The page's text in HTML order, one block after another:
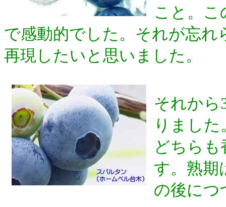
こと。こ
で感動的でした。それが忘
再現したいと思いました。
それから
りまし
どちら
す。熟期
の後につ